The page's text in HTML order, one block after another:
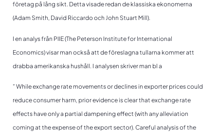
företag på lång sikt. Detta visade redan de klassiska ekonomerna
(Adam Smith, David Riccardo och John Stuart Mill).
I en analys från PIIE (The Peterson Institute for International
Economics) visar man också att de föreslagna tullarna kommer att
drabba amerikanska hushåll. I analysen skriver man bl a
” While exchange rate movements or declines in exporter prices could
reduce consumer harm, prior evidence is clear that exchange rate
effects have only a partial dampening effect (with any alleviation
coming at the expense of the export sector). Careful analysis of the